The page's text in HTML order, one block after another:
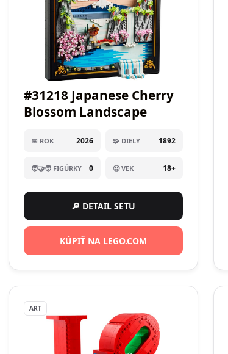
#31218 Japanese Cherry
Blossom Landscape
📅 ROK 2026 🧩 DIELY 1892
🧑‍🤝‍🧑 FIGÚRKY 0 🙂 VEK 18+
🔎 DETAIL SETU
KÚPIŤ NA LEGO.COM
ART